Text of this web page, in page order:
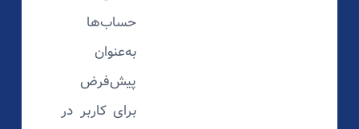
حساب‌ها
به‌عنوان
پیش‌فرض
برای کاربر در